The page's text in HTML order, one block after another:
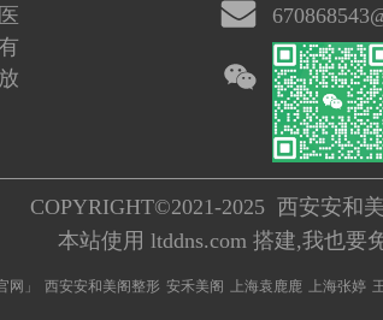
COPYRIGHT©2021-2025  西安安和
本站使用 ltddns.com 搭建,我也要
」 西安安和美阁整形 安禾美阁 上海袁鹿鹿 上海张婷